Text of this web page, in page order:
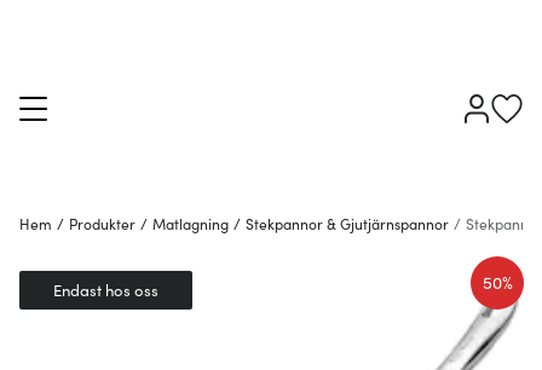
Hem / Produkter / Matlagning / Stekpannor & Gjutjärnspannor / Stekpannor
50%
Endast hos oss